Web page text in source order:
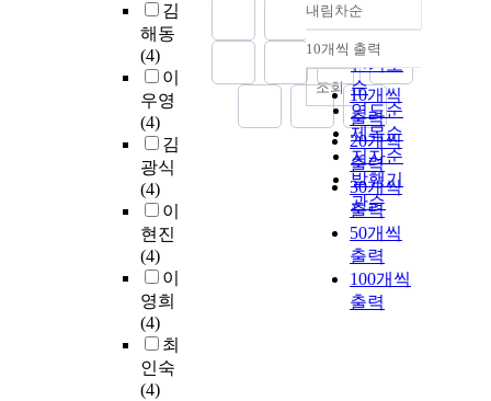
김
해동
(4)
이
우영
(4)
김
광식
(4)
이
현진
(4)
이
영희
(4)
최
인숙
(4)
정확도
순
인기도
순
연도순
제목순
저자순
발행기
관순
내림차순
내림차순
10개씩 출력
10개씩
출력
20개씩
출력
30개씩
출력
50개씩
출력
100개씩
출력
조회